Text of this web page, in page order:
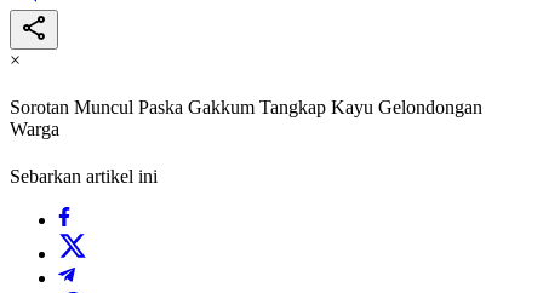
×
Sorotan Muncul Paska Gakkum Tangkap Kayu Gelondongan
Warga
Sebarkan artikel ini